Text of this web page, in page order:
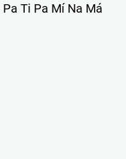
Pa Ti Pa Mí Na Má